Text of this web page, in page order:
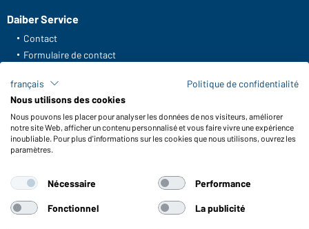
Daiber Service
Contact
Formulaire de contact
FAQ / Manuel d' utilisation
Vérifier le stock
Reporting system according to whistleblower protection act
Fonctions et entretien
Conseils d'entretien
Tailles
Couleurs
français
Politique de confidentialité
Nous utilisons des cookies
Nous pouvons les placer pour analyser les données de nos visiteurs, améliorer
notre site Web, afficher un contenu personnalisé et vous faire vivre une expérience
inoubliable. Pour plus d'informations sur les cookies que nous utilisons, ouvrez les
paramètres.
Nécessaire Performance
Fonctionnel La publicité